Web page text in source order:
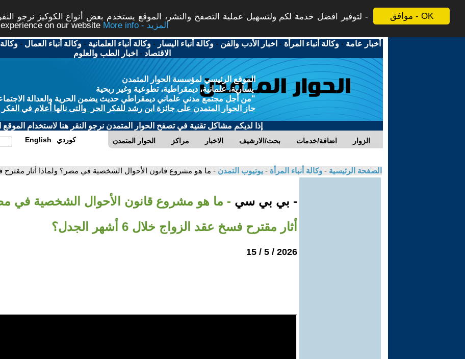
موافق - OK
لتوفير افضل خدمة لكم ولتسهيل عملية التصفح والنشر، الموقع يستخدم بعض أنواع الكوكيز نرجو
on our website
More info - المزيد
أخبار عامة -وكالة أنباء المرأة - اخبار الأدب والفن -وكالة أنباء اليسار -وكالة أنباء العلمانية -وكالة أنباء العمال -
الاقتصاد - اخبار الطب والعلوم
الموقع الرئيسي لمؤسسة الحوار المتمدن
يسارية، علمانية، ديمقراطية، تطوعية وغير ربحية
"من أجل مجتمع مدني علماني ديمقراطي حديث يضمن الحرية والعدالة
حاز الحوار المتمدن على جائزة ابن رشد للفكر الحر والتى نالها أعلام في الفكر
إذا لديكم مشاكل تقنية في تصفح الحوار المتمدن نرجو النقر هنا لاستخدام الموقع
الحوار المتمدن مراكز الاخبار بحث/الارشيف اضافة/خدمات الزوار English كوردي
الصفحة الرئيسية - وكالة أنباء المرأة - يوتيوب التمدن - ما هو مشروع قانون الأحوال الشخصية في مصر؟ ولماذا أثار مقترح فسخ عقد
- بي بي سي - ما هو مشروع قانون الأحوال الشخصية في
أثار مقترح فسخ عقد الزواج خلال 6 أشهر الجدل؟
2026 / 5 / 15